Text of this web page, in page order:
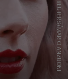
REUTERS/MARIO ANZUONI